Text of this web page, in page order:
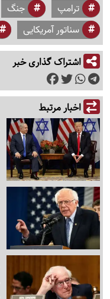
ترامپ جنگ
سناتور آمریکایی
اشتراک گذاری خبر
اخبار مرتبط